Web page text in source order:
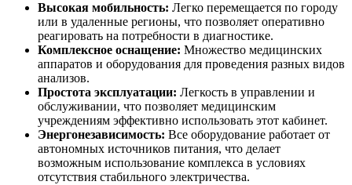
Высокая мобильность: Легко перемещается по городу
или в удаленные регионы, что позволяет оперативно
реагировать на потребности в диагностике.
Комплексное оснащение: Множество медицинских
аппаратов и оборудования для проведения разных видов
анализов.
Простота эксплуатации: Легкость в управлении и
обслуживании, что позволяет медицинским
учреждениям эффективно использовать этот кабинет.
Энергонезависимость: Все оборудование работает от
автономных источников питания, что делает
возможным использование комплекса в условиях
отсутствия стабильного электричества.